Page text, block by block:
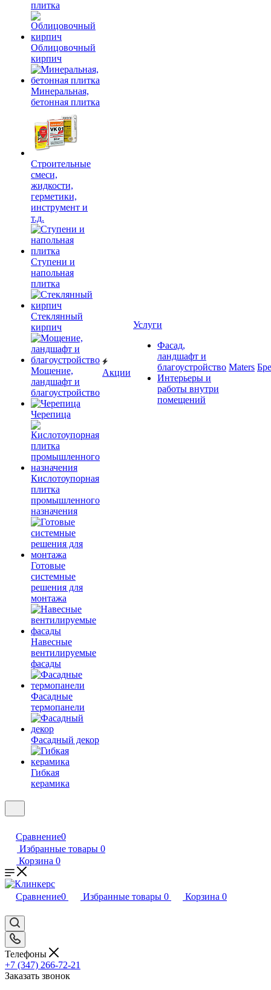
плитка
Облицовочный
кирпич
Минеральная,
бетонная плитка
Строительные
смеси,
жидкости,
герметики,
инструмент и
т.д.
Ступени и
напольная
плитка
Cтеклянный
кирпич
Мощение,
ландшафт и
благоустройство
Черепица
Кислотоупорная
плитка
промышленного
назначения
Готовые
системные
решения для
монтажа
Навесные
вентилируемые
фасады
Фасадные
термопанели
Фасадный декор
Гибкая
керамика
Акции
Услуги
Фасад,
ландшафт и
благоустройство
Интерьеры и
работы внутри
помещений
Maters
Сравнение0
Избранные товары 0
Корзина 0
Сравнение0 Избранные товары 0 Корзина 0
Телефоны
+7 (347) 266-72-21
Заказать звонок